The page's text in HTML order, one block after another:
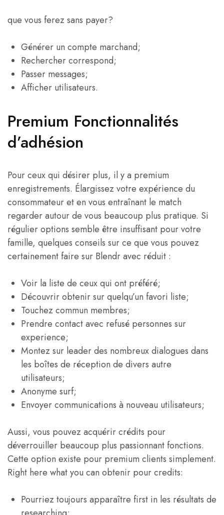
que vous ferez sans payer?
Générer un compte marchand;
Rechercher correspond;
Passer messages;
Afficher utilisateurs.
Premium Fonctionnalités
d’adhésion
Pour ceux qui désirer plus, il y a premium
enregistrements. Élargissez votre expérience du
consommateur et en vous entraînant le match
regarder autour de vous beaucoup plus pratique. Si
régulier options semble être insuffisant pour votre
famille, quelques conseils sur ce que vous pouvez
certainement faire sur Blendr avec réduit :
Voir la liste de ceux qui ont préféré;
Découvrir obtenir sur quelqu’un favori liste;
Touchez commun membres;
Prendre contact avec refusé personnes sur
experience;
Montez sur leader des nombreux dialogues dans
les boîtes de réception de divers autre
utilisateurs;
Anonyme surf;
Envoyer communications à nouveau utilisateurs;
Aussi, vous pouvez acquérir crédits pour
déverrouiller beaucoup plus passionnant fonctions.
Cette option existe pour premium clients simplement.
Right here what you can obtenir pour credits:
Pourriez toujours apparaître first in les résultats de